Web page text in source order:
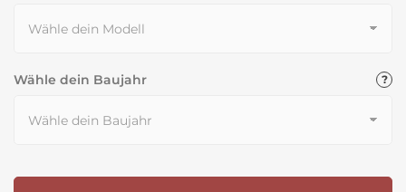
Wähle dein Baujahr